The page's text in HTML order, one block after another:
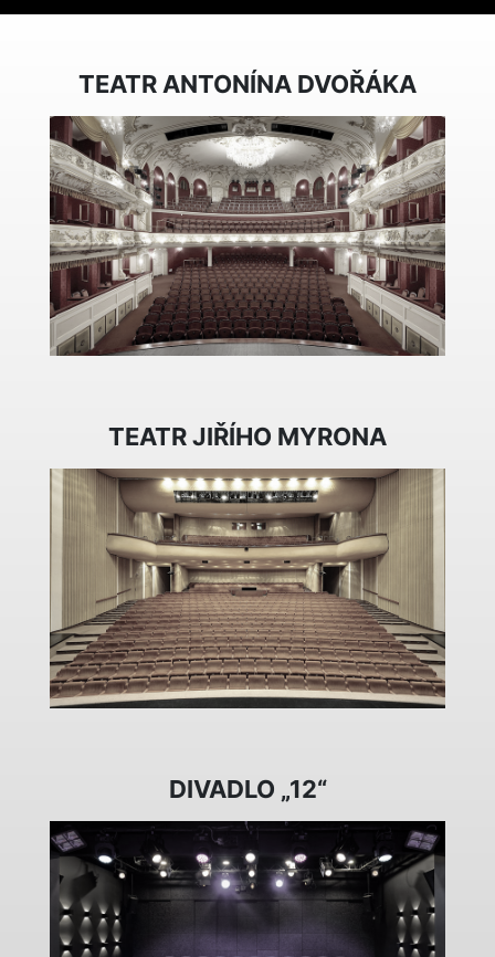
TEATR ANTONÍNA DVOŘÁKA
TEATR JIŘÍHO MYRONA
DIVADLO „12“